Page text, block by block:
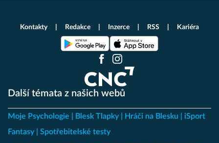
Další témata z našich webů
Moje Psychologie Blesk Tlapky Hráči na Blesku
iSport
Fantasy
Spotřebitelské testy
Kontakty Redakce Inzerce RSS Kariéra